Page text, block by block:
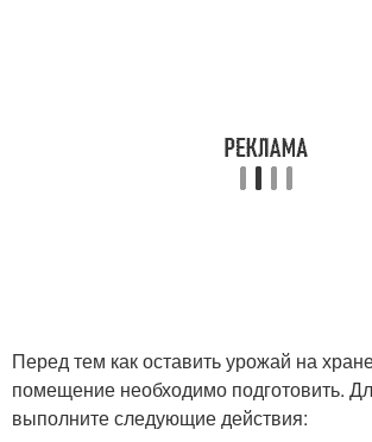
Перед тем как оставить урожай на
помещение необходимо подготовить.
выполните следующие действия: